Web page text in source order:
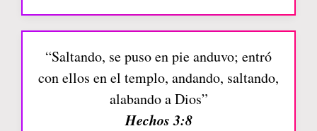
“Saltando, se puso en pie anduvo; entró
con ellos en el templo, andando, saltando,
alabando a Dios”
Hechos 3:8